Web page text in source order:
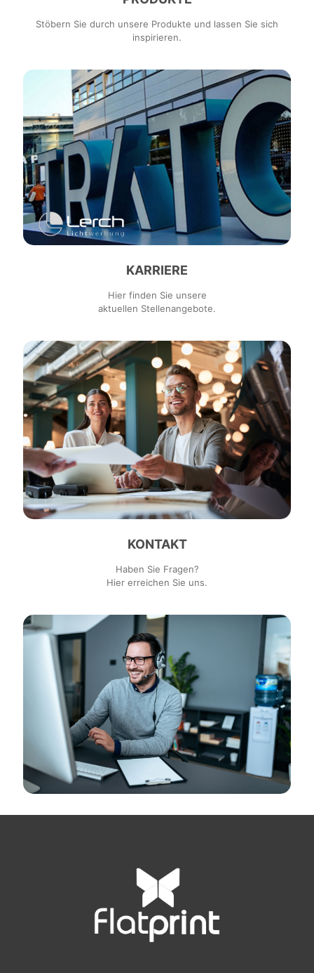
Stöbern Sie durch unsere Produkte und lassen Sie sich
inspirieren.
KARRIERE
Hier finden Sie unsere
aktuellen Stellenangebote.
KONTAKT
Haben Sie Fragen?
Hier erreichen Sie uns.